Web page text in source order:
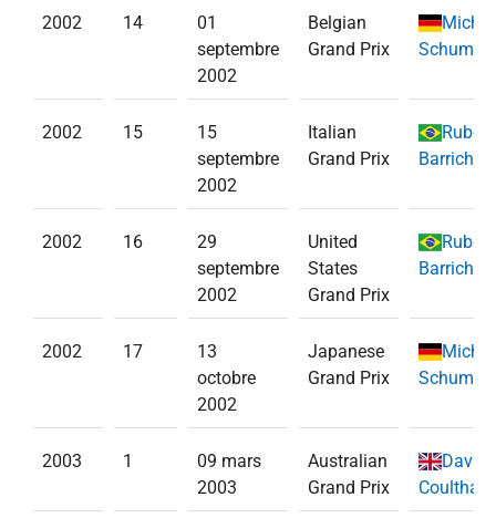
2002 14
01
septembre
2002
Belgian
Grand Prix
2002 15
15
septembre
2002
Italian
Grand Prix
2002 16
29
septembre
2002
United
States
Grand Prix
2002 17
13
octobre
2002
Japanese
Grand Prix
2003 1
09 mars
2003
Australian
Grand Prix
David
Coulthard